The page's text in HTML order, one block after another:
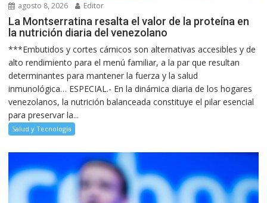
agosto 8, 2026 Editor
La Montserratina resalta el valor de la proteína en
la nutrición diaria del venezolano
***Embutidos y cortes cárnicos son alternativas accesibles y de
alto rendimiento para el menú familiar, a la par que resultan
determinantes para mantener la fuerza y la salud
inmunológica… ESPECIAL.- En la dinámica diaria de los hogares
venezolanos, la nutrición balanceada constituye el pilar esencial
para preservar la...
Salud y Tecnología